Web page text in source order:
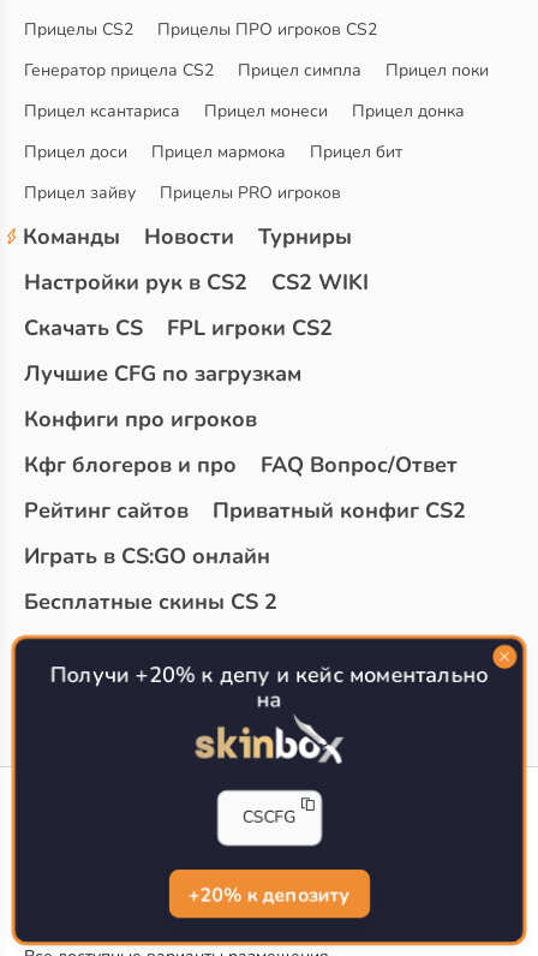
Прицелы CS2
Прицелы ПРО игроков CS2
Генератор прицела CS2
Прицел симпла
Прицел поки
Прицел ксантариса
Прицел монеси
Прицел донка
Прицел доси
Прицел мармока
Прицел бит
Прицел зайву
Прицелы PRO игроков
Команды Новости
Турниры
Настройки рук в CS2
CS2 WIKI
Скачать CS
FPL игроки CS2
Лучшие CFG по загрузкам
Конфиги про игроков
Кфг блогеров и про
FAQ Вопрос/Ответ
Рейтинг сайтов
Приватный конфиг CS2
Играть в CS:GO онлайн
Бесплатные скины CS 2
Топ сайтов с халявой КС 2
О проекте
CS-CONFIG.com © 2020-2026 г.
Политика конфиденциальности
РЕКЛАМА НА САЙТЕ
Получи +20% к депу и кейс моментально
на
CSCFG
+20% к депозиту